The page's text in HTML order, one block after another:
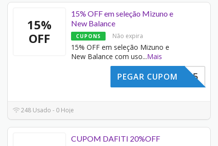
15%
OFF
15% OFF em seleção Mizuno e
New Balance
CUPONS Não expira
15% OFF em seleção Mizuno e
New Balance com uso...Mais
SPORTS15
PEGAR CUPOM
248 Usado - 0 Hoje
CUPOM DAFITI 20%OFF